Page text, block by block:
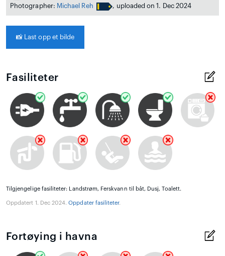
Photographer: Michael Reh , uploaded on 1. Dec 2024
📸 Last opp et bilde
Fasiliteter
Tilgjengelige fasiliteter: Landstrøm, Ferskvann til båt, Dusj, Toalett.
Oppdatert 1. Dec 2024.Oppdater fasiliteter.
Fortøying i havna